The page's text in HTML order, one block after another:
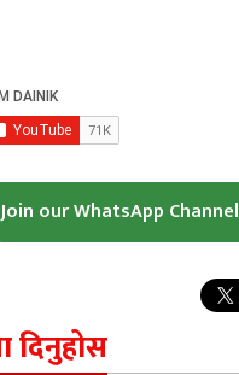
Join our WhatsApp Channel
दिनुहोस